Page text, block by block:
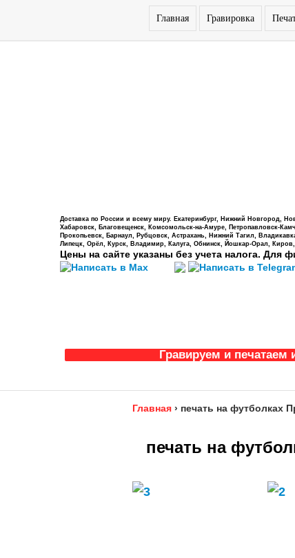
Главная Гравировка
Доставка по России и всему миру. Екатеринбург, Нижний Новгород,
Хабаровск, Благовещенск, Комсомольск-на-Амуре, Петропавловск-
Прокопьевск, Барнаул, Рубцовск, Астрахань, Нижний Тагил,
Липецк, Орёл, Курск, Владимир, Калуга, Обнинск, Йошкар-Орал,
Цены на сайте указаны без учета налога. Для
Гравируем и
Главная › печать на футболках
печать на